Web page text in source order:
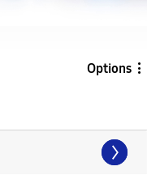
Options